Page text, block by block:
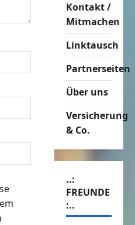
Kontakt /
Mitmachen
Linktausch
Partnerseiten
Über uns
Versicherung
& Co.
..:
FREUNDE
:..